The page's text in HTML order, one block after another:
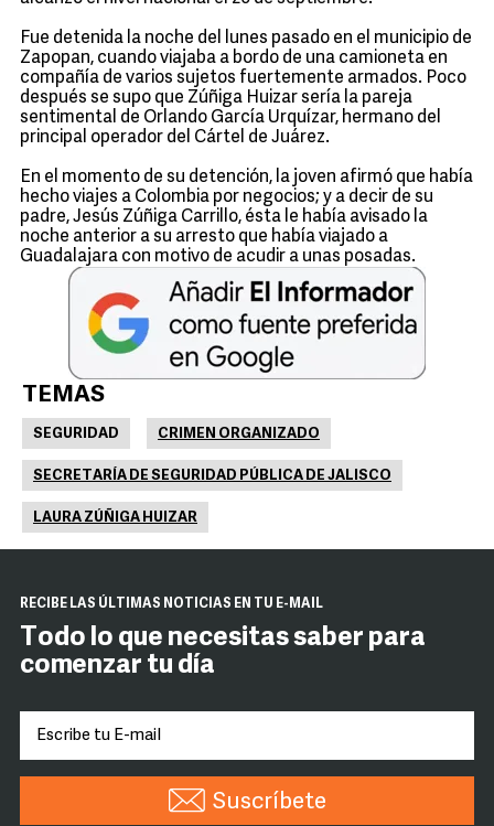
Fue detenida la noche del lunes pasado en el municipio de
Zapopan, cuando viajaba a bordo de una camioneta en
compañía de varios sujetos fuertemente armados. Poco
después se supo que Zúñiga Huizar sería la pareja
sentimental de Orlando García Urquízar, hermano del
principal operador del Cártel de Juárez.
En el momento de su detención, la joven afirmó que había
hecho viajes a Colombia por negocios; y a decir de su
padre, Jesús Zúñiga Carrillo, ésta le había avisado la
noche anterior a su arresto que había viajado a
Guadalajara con motivo de acudir a unas posadas.
TEMAS
SEGURIDAD CRIMEN ORGANIZADO
SECRETARÍA DE SEGURIDAD PÚBLICA DE JALISCO
LAURA ZÚÑIGA HUIZAR
RECIBE LAS ÚLTIMAS NOTICIAS EN TU E-MAIL
Todo lo que necesitas saber para
comenzar tu día
Suscríbete